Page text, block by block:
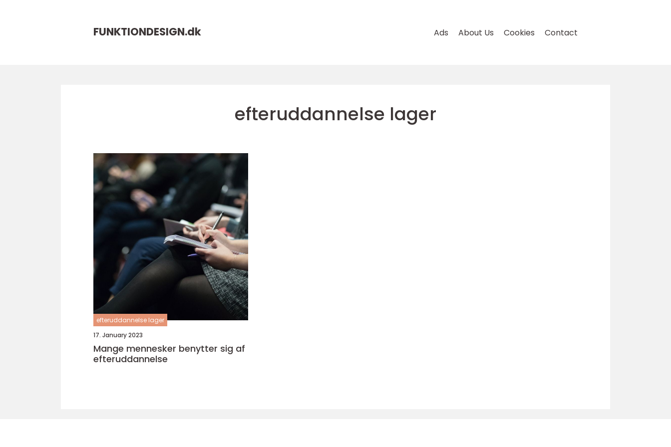
FUNKTIONDESIGN.dk Ads About Us Cookies Contact
efteruddannelse lager
efteruddannelse lager
17. January 2023
Mange mennesker benytter sig af
efteruddannelse